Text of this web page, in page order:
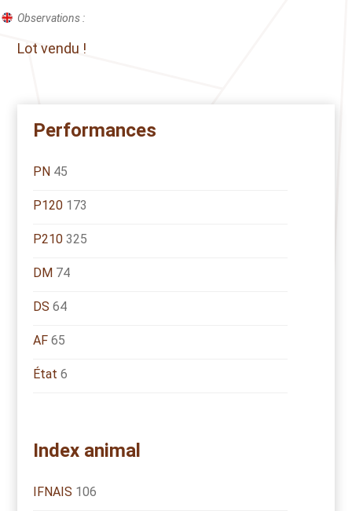
Observations :
Lot vendu !
Performances
PN 45
P120 173
P210 325
DM 74
DS 64
AF 65
État 6
Index animal
IFNAIS 106